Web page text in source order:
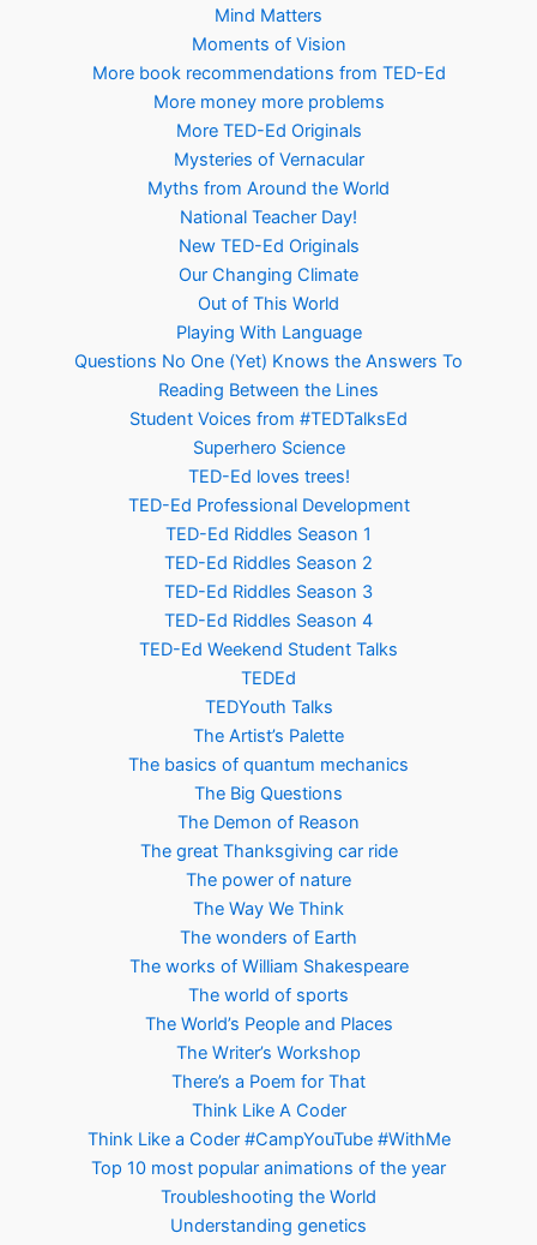
Mind Matters
Moments of Vision
More book recommendations from TED-Ed
More money more problems
More TED-Ed Originals
Mysteries of Vernacular
Myths from Around the World
National Teacher Day!
New TED-Ed Originals
Our Changing Climate
Out of This World
Playing With Language
Questions No One (Yet) Knows the Answers To
Reading Between the Lines
Student Voices from #TEDTalksEd
Superhero Science
TED-Ed loves trees!
TED-Ed Professional Development
TED-Ed Riddles Season 1
TED-Ed Riddles Season 2
TED-Ed Riddles Season 3
TED-Ed Riddles Season 4
TED-Ed Weekend Student Talks
TEDEd
TEDYouth Talks
The Artist’s Palette
The basics of quantum mechanics
The Big Questions
The Demon of Reason
The great Thanksgiving car ride
The power of nature
The Way We Think
The wonders of Earth
The works of William Shakespeare
The world of sports
The World’s People and Places
The Writer’s Workshop
There’s a Poem for That
Think Like A Coder
Think Like a Coder #CampYouTube #WithMe
Top 10 most popular animations of the year
Troubleshooting the World
Understanding genetics